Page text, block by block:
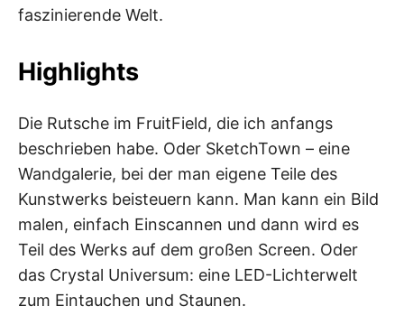
faszinierende Welt.
Highlights
Die Rutsche im FruitField, die ich anfangs
beschrieben habe. Oder SketchTown – eine
Wandgalerie, bei der man eigene Teile des
Kunstwerks beisteuern kann. Man kann ein Bild
malen, einfach Einscannen und dann wird es
Teil des Werks auf dem großen Screen. Oder
das Crystal Universum: eine LED-Lichterwelt
zum Eintauchen und Staunen.